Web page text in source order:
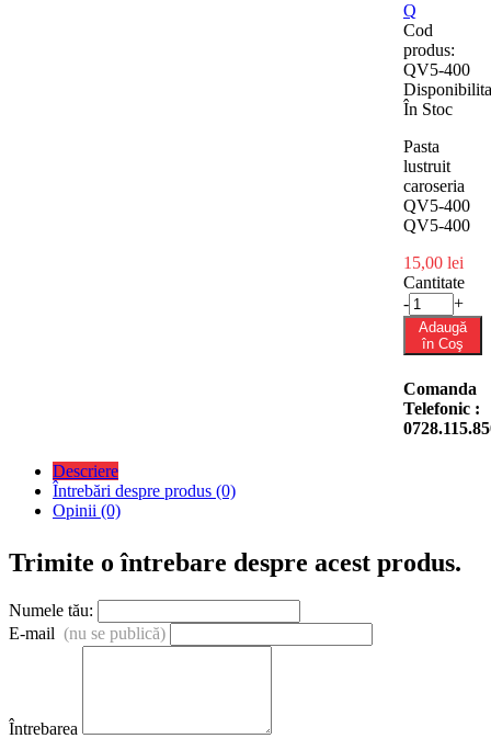
Q
Cod
produs:
QV5-400
În Stoc
Pasta
lustruit
caroseria
QV5-400
QV5-400
15,00 lei
Cantitate
-
+
Adaugă
în Coş
Comanda
Telefonic :
Descriere
Întrebări despre produs (0)
Opinii (0)
Trimite o întrebare despre acest produs.
Numele tău:
E-mail (nu se publică)
Întrebarea